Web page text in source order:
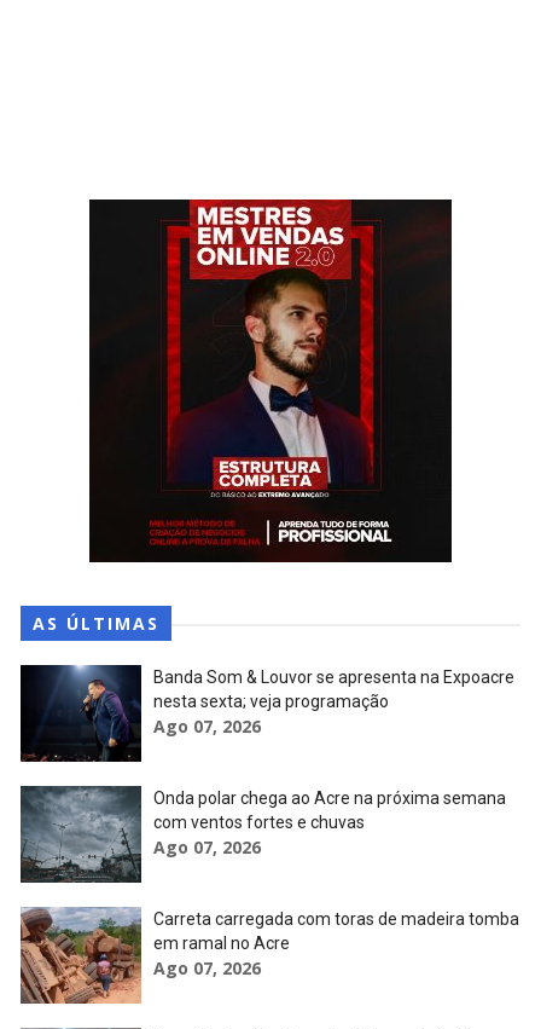
AS ÚLTIMAS
Banda Som & Louvor se apresenta na Expoacre
nesta sexta; veja programação
Ago 07, 2026
Onda polar chega ao Acre na próxima semana
com ventos fortes e chuvas
Ago 07, 2026
Carreta carregada com toras de madeira tomba
em ramal no Acre
Ago 07, 2026